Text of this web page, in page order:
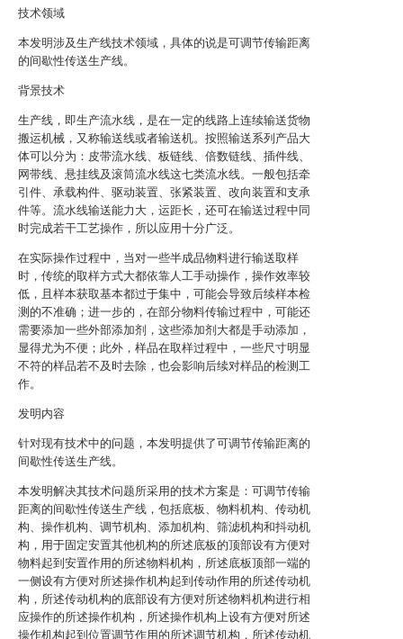
技术领域
本发明涉及生产线技术领域，具体的说是可调节传输距离
的间歇性传送生产线。
背景技术
生产线，即生产流水线，是在一定的线路上连续输送货物
搬运机械，又称输送线或者输送机。按照输送系列产品大
体可以分为：皮带流水线、板链线、倍数链线、插件线、
网带线、悬挂线及滚筒流水线这七类流水线。一般包括牵
引件、承载构件、驱动装置、张紧装置、改向装置和支承
件等。流水线输送能力大，运距长，还可在输送过程中同
时完成若干工艺操作，所以应用十分广泛。
在实际操作过程中，当对一些半成品物料进行输送取样
时，传统的取样方式大都依靠人工手动操作，操作效率较
低，且样本获取基本都过于集中，可能会导致后续样本检
测的不准确；进一步的，在部分物料传输过程中，可能还
需要添加一些外部添加剂，这些添加剂大都是手动添加，
显得尤为不便；此外，样品在取样过程中，一些尺寸明显
不符的样品若不及时去除，也会影响后续对样品的检测工
作。
发明内容
针对现有技术中的问题，本发明提供了可调节传输距离的
间歇性传送生产线。
本发明解决其技术问题所采用的技术方案是：可调节传输
距离的间歇性传送生产线，包括底板、物料机构、传动机
构、操作机构、调节机构、添加机构、筛滤机构和抖动机
构，用于固定安置其他机构的所述底板的顶部设有方便对
物料起到安置作用的所述物料机构，所述底板顶部一端的
一侧设有方便对所述操作机构起到传动作用的所述传动机
构，所述传动机构的底部设有方便对所述物料机构进行相
应操作的所述操作机构，所述操作机构上设有方便对所述
操作机构起到位置调节作用的所述调节机构，所述传动机